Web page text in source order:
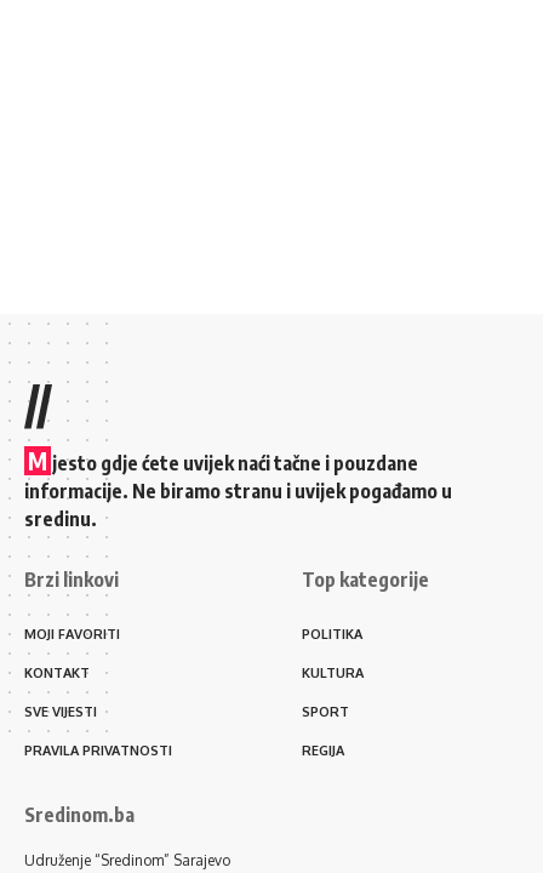
//
M jesto gdje ćete uvijek naći tačne i pouzdane
informacije. Ne biramo stranu i uvijek pogađamo u
sredinu.
Brzi linkovi
MOJI FAVORITI
KONTAKT
SVE VIJESTI
PRAVILA PRIVATNOSTI
Top kategorije
POLITIKA
KULTURA
SPORT
REGIJA
Sredinom.ba
Udruženje “Sredinom” Sarajevo